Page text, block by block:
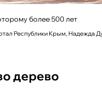
более 500 лет
Республики Крым, Надежда
дерево